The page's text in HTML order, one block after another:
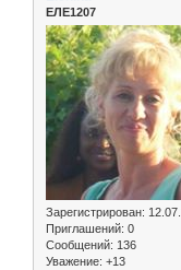
ЕЛЕ1207
Зарегистрирован:
Приглашений: 0
Сообщений: 136
Уважение: +13